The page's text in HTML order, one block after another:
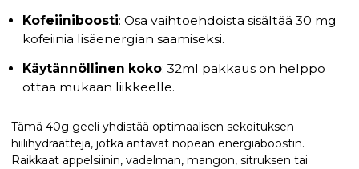
Kofeiiniboosti: Osa vaihtoehdoista sisältää 30 mg
kofeiinia lisäenergian saamiseksi.
Käytännöllinen koko: 32ml pakkaus on helppo
ottaa mukaan liikkeelle.
Tämä 40g geeli yhdistää optimaalisen sekoituksen
hiilihydraatteja, jotka antavat nopean energiaboostin.
Raikkaat appelsiinin, vadelman, mangon, sitruksen tai